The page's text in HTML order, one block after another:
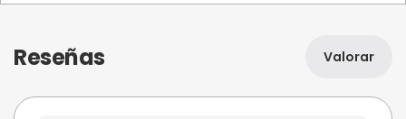
Reseñas Valorar